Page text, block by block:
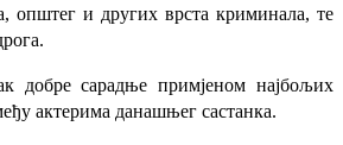
општег и других врста криминала, те
добре сарадње примјеном најбољих
актерима данашњег састанка.